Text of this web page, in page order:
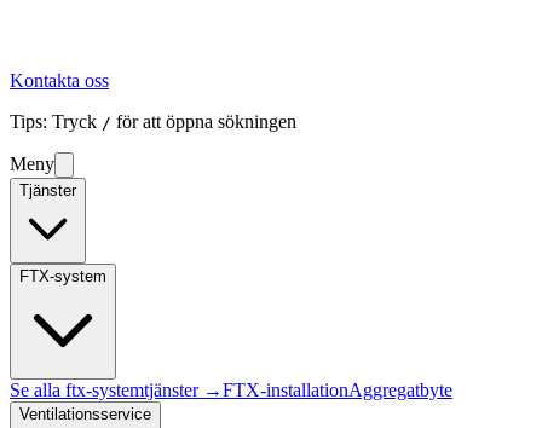
Kontakta oss
Tips: Tryck / för att öppna sökningen
Meny
Tjänster
FTX-system
Se alla ftx-systemtjänster →FTX-installationAggregatbyte
Ventilationsservice